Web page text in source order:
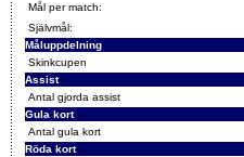
Mål per match:
Självmål:
Måluppdelning
Skinkcupen
Assist
Antal gjorda assist
Gula kort
Antal gula kort
Röda kort